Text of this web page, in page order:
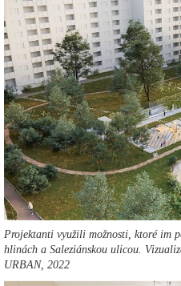
Projektanti využili možnosti, ktoré im
hlinách a Saleziánskou ulicou.
URBAN, 2022